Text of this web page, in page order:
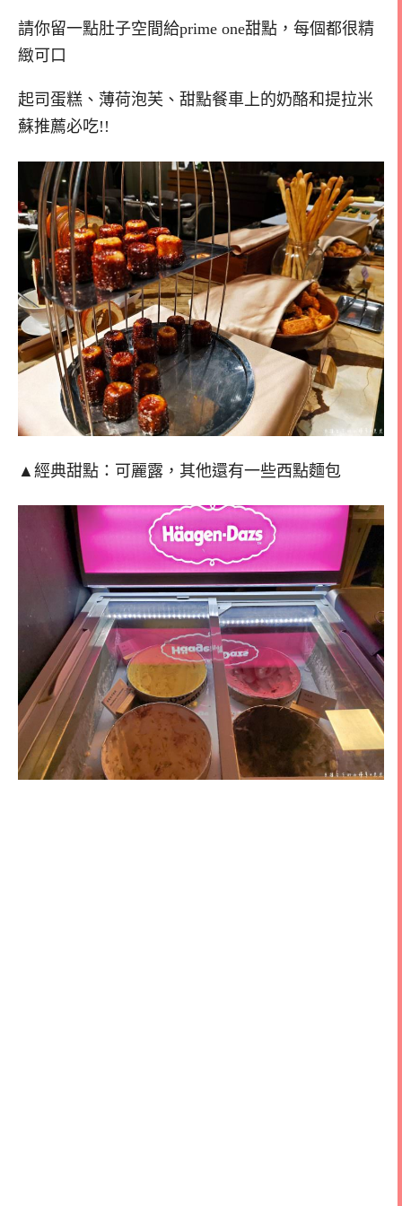
請你留一點肚子空間給prime one甜點，每個都很精
緻可口
起司蛋糕、薄荷泡芙、甜點餐車上的奶酪和提拉米
蘇推薦必吃!!
▲經典甜點：可麗露，其他還有一些西點麵包